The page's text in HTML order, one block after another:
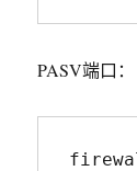
PASV端口：